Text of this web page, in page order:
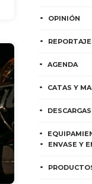
OPINIÓN
AGENDA
CATAS Y
DESCARGAS
ENVASE Y